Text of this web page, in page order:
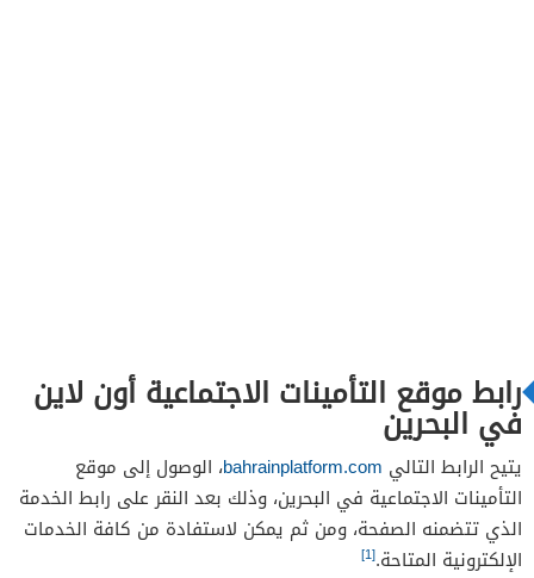
رابط موقع التأمينات الاجتماعية أون لاين
في البحرين
يتيح الرابط التالي bahrainplatform.com، الوصول إلى موقع
التأمينات الاجتماعية في البحرين، وذلك بعد النقر على رابط الخدمة
الذي تتضمنه الصفحة، ومن ثم يمكن لاستفادة من كافة الخدمات
الإلكترونية المتاحة.[1]